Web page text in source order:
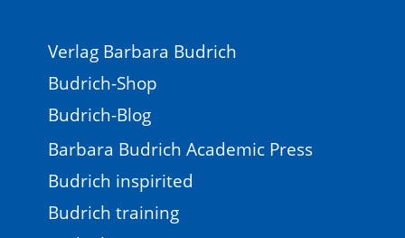
Verlag Barbara Budrich
Budrich-Shop
Budrich-Blog
Barbara Budrich Academic Press
Budrich inspirited
Budrich training